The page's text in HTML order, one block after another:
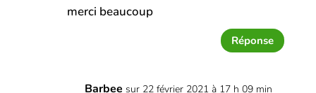
merci beaucoup
Réponse
Barbee sur 22 février 2021 à 17 h 09 min